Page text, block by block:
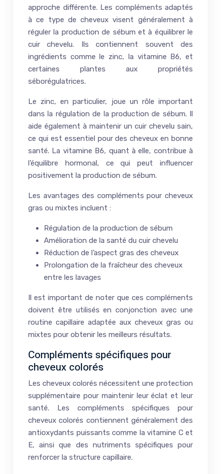
approche différente. Les compléments adaptés
à ce type de cheveux visent généralement à
réguler la production de sébum et à équilibrer le
cuir chevelu. Ils contiennent souvent des
ingrédients comme le zinc, la vitamine B6, et
certaines plantes aux propriétés
séborégulatrices.
Le zinc, en particulier, joue un rôle important
dans la régulation de la production de sébum. Il
aide également à maintenir un cuir chevelu sain,
ce qui est essentiel pour des cheveux en bonne
santé. La vitamine B6, quant à elle, contribue à
l’équilibre hormonal, ce qui peut influencer
positivement la production de sébum.
Les avantages des compléments pour cheveux
gras ou mixtes incluent :
Régulation de la production de sébum
Amélioration de la santé du cuir chevelu
Réduction de l’aspect gras des cheveux
Prolongation de la fraîcheur des cheveux
entre les lavages
Il est important de noter que ces compléments
doivent être utilisés en conjonction avec une
routine capillaire adaptée aux cheveux gras ou
mixtes pour obtenir les meilleurs résultats.
Compléments spécifiques pour
cheveux colorés
Les cheveux colorés nécessitent une protection
supplémentaire pour maintenir leur éclat et leur
santé. Les compléments spécifiques pour
cheveux colorés contiennent généralement des
antioxydants puissants comme la vitamine C et
E, ainsi que des nutriments spécifiques pour
renforcer la structure capillaire.